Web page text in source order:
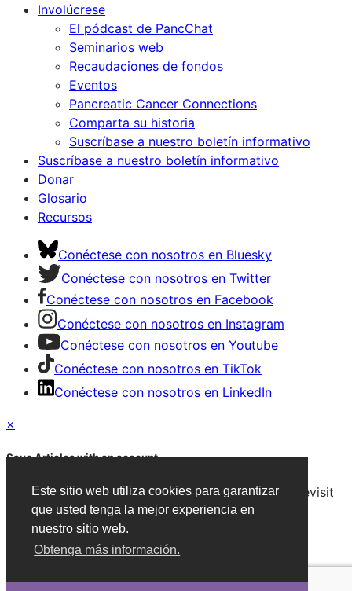
Este sitio web utiliza cookies para garantizar
que usted tenga la mejor experiencia en
nuestro sitio web.
Obtenga más información.
Involúcrese
El pódcast de PancChat
Seminarios web
Recaudaciones de fondos
Eventos
Pancreatic Cancer Connections
Comparta su historia
Suscríbase a nuestro boletín informativo
Suscríbase a nuestro boletín informativo
Donar
Glosario
Recursos
Conéctese con nosotros en Bluesky
Conéctese con nosotros en Twitter
Conéctese con nosotros en Facebook
Conéctese con nosotros en Instagram
Conéctese con nosotros en Youtube
Conéctese con nosotros en TikTok
Conéctese con nosotros en LinkedIn
×
Save Articles with an account
After signing in, you can save articles and easily revisit
them on any device.
Create an Account